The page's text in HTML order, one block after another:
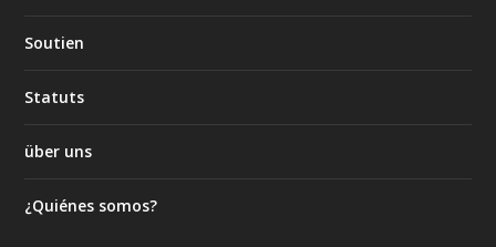
Soutien
Statuts
über uns
¿Quiénes somos?